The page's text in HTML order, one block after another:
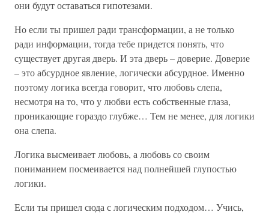
они будут оставаться гипотезами.
Но если ты пришел ради трансформации, а не только
ради информации, тогда тебе придется понять, что
существует другая дверь. И эта дверь – доверие. Доверие
– это абсурдное явление, логически абсурдное. Именно
поэтому логика всегда говорит, что любовь слепа,
несмотря на то, что у любви есть собственные глаза,
проникающие гораздо глубже… Тем не менее, для логики
она слепа.
Логика высмеивает любовь, а любовь со своим
пониманием посмеивается над полнейшей глупостью
логики.
Если ты пришел сюда с логическим подходом… Учись,